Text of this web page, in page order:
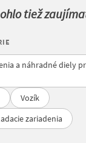
tiež
a náhradné diely
Vozík
zariadenia